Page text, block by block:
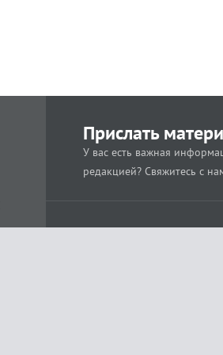
Прислать
У вас есть важная
редакцией? Свяжитесь с